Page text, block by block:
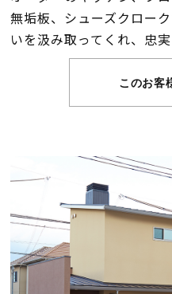
断熱・気密性能と快適性
施工実績
イベント・見学会
無垢板、シューズクロー
いを汲み取ってくれ、忠
このお客